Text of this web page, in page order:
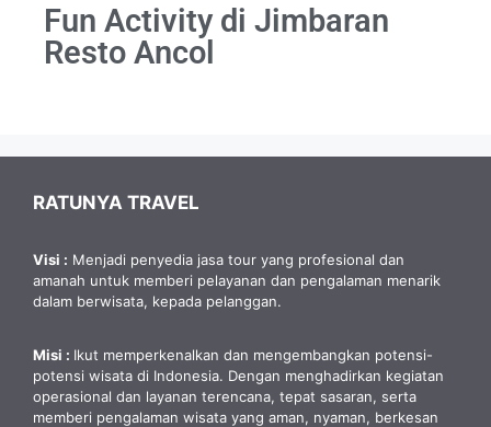
Fun Activity di Jimbaran
Resto Ancol
RATUNYA TRAVEL
Visi : Menjadi penyedia jasa tour yang profesional dan
amanah untuk memberi pelayanan dan pengalaman menarik
dalam berwisata, kepada pelanggan.
Misi : Ikut memperkenalkan dan mengembangkan potensi-
potensi wisata di Indonesia. Dengan menghadirkan kegiatan
operasional dan layanan terencana, tepat sasaran, serta
memberi pengalaman wisata yang aman, nyaman, berkesan